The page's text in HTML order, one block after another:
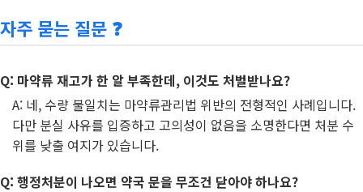
자주 묻는 질문 ❓
Q: 마약류 재고가 한 알 부족한데, 이것도 처벌받나요?
A: 네, 수량 불일치는 마약류관리법 위반의 전형적인 사례입니다.
다만 분실 사유를 입증하고 고의성이 없음을 소명한다면 처분 수
위를 낮출 여지가 있습니다.
Q: 행정처분이 나오면 약국 문을 무조건 닫아야 하나요?